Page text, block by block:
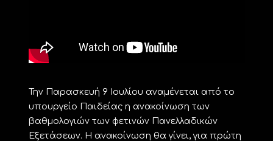
Την Παρασκευή 9 Ιουλίου αναμένεται από το
υπουργείο Παιδείας η ανακοίνωση των
βαθμολογιών των φετινών Πανελλαδικών
Εξετάσεων. Η ανακοίνωση θα γίνει, για πρώτη